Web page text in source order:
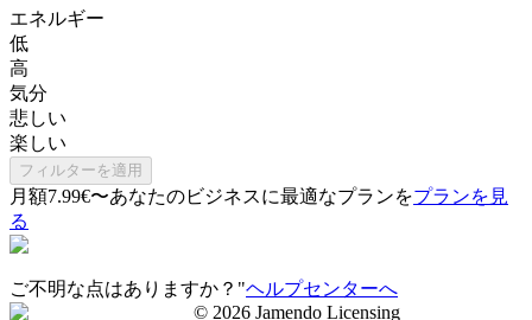
エネルギー
低
高
気分
悲しい
楽しい
フィルターを適用
月額7.99€〜あなたのビジネスに最適なプランをプランを見
る
ご不明な点はありますか？"ヘルプセンターへ
© 2026 Jamendo Licensing